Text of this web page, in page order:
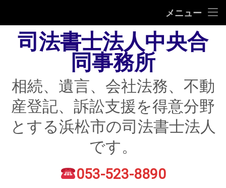
メニュー
相続
不動産登記
債務整理
住宅ローン返済にお困りの方
賃貸トラブル
司法書士法人中央合
同事務所
相続、遺言、会社法務、不動
産登記、訴訟支援を得意分野
とする浜松市の司法書士法人
です。
電話番号: 053-523-8890